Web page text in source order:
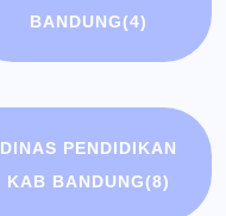
BANDUNG(4)
DINAS PENDIDIKAN
KAB BANDUNG(8)